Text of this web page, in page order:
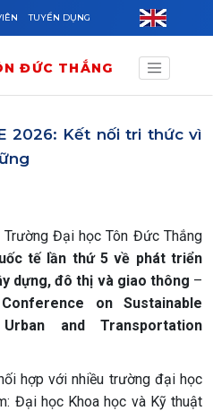
TUYỂN DỤNG
ĐỨC THẮNG
2026: Kết nối tri thức vì
Đại học Tôn Đức Thắng
tế lần thứ 5 về phát triển
dựng, đô thị và giao thông –
on Sustainable
and Transportation
hợp với nhiều trường đại học
Đại học Khoa học và Kỹ thuật